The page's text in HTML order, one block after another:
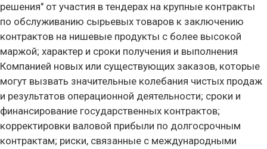
решения" от участия в тендерах на крупные контракты
по обслуживанию сырьевых товаров к заключению
контрактов на нишевые продукты с более высокой
маржой; характер и сроки получения и выполнения
Компанией новых или существующих заказов, которые
могут вызвать значительные колебания чистых продаж
и результатов операционной деятельности; сроки и
финансирование государственных контрактов;
корректировки валовой прибыли по долгосрочным
контрактам; риски, связанные с международными